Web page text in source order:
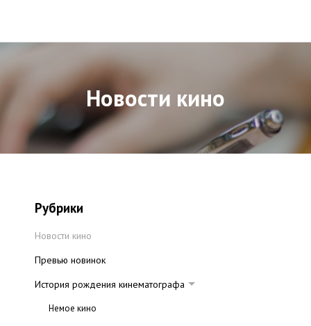
Новости кино
Рубрики
Новости кино
Превью новинок
История рождения кинематографа
Немое кино